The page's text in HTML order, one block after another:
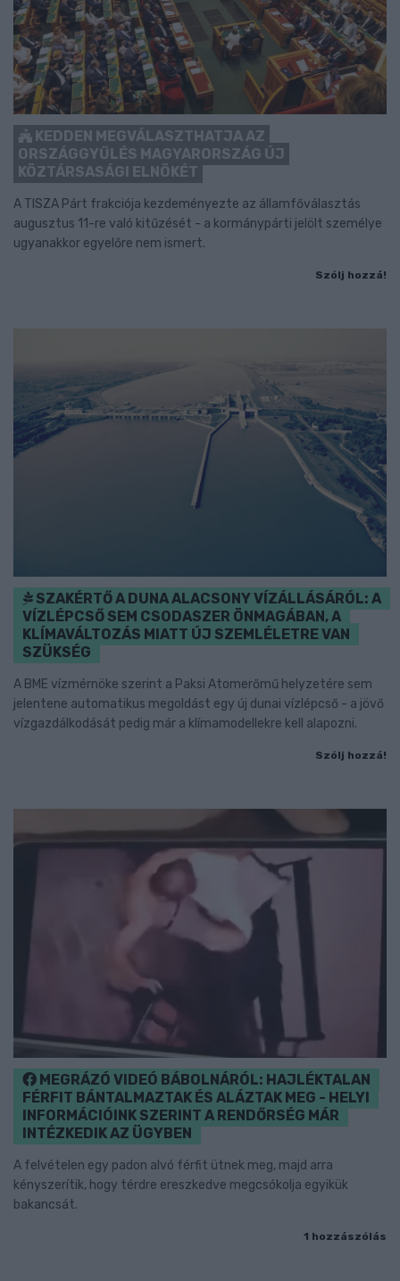
KEDDEN MEGVÁLASZTHATJA AZ
ORSZÁGGYŰLÉS MAGYARORSZÁG ÚJ
KÖZTÁRSASÁGI ELNÖKÉT
A TISZA Párt frakciója kezdeményezte az államfőválasztás
augusztus 11-re való kitűzését - a kormánypárti jelölt személye
ugyanakkor egyelőre nem ismert.
Szólj hozzá!
SZAKÉRTŐ A DUNA ALACSONY VÍZÁLLÁSÁRÓL: A
VÍZLÉPCSŐ SEM CSODASZER ÖNMAGÁBAN, A
KLÍMAVÁLTOZÁS MIATT ÚJ SZEMLÉLETRE VAN
SZÜKSÉG
A BME vízmérnöke szerint a Paksi Atomerőmű helyzetére sem
jelentene automatikus megoldást egy új dunai vízlépcső - a jövő
vízgazdálkodását pedig már a klímamodellekre kell alapozni.
Szólj hozzá!
MEGRÁZÓ VIDEÓ BÁBOLNÁRÓL: HAJLÉKTALAN
FÉRFIT BÁNTALMAZTAK ÉS ALÁZTAK MEG - HELYI
INFORMÁCIÓINK SZERINT A RENDŐRSÉG MÁR
INTÉZKEDIK AZ ÜGYBEN
A felvételen egy padon alvó férfit ütnek meg, majd arra
kényszerítik, hogy térdre ereszkedve megcsókolja egyikük
bakancsát.
1 hozzászólás